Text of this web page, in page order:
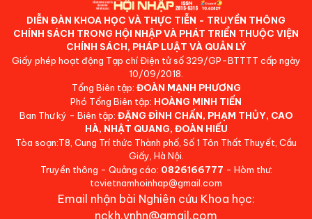
DIỄN ĐÀN KHOA HỌC VÀ THỰC TIỄN - TRUYỀN THÔNG
CHÍNH SÁCH TRONG HỘI NHẬP VÀ PHÁT TRIỂN THUỘC VIỆN
CHÍNH SÁCH, PHÁP LUẬT VÀ QUẢN LÝ
Giấy phép hoạt động Tạp chí Điện tử số 329/GP-BTTTT cấp ngày
10/09/2018.
Tổng Biên tập: ĐOÀN MẠNH PHƯƠNG
Phó Tổng Biên tập: HOÀNG MINH TIẾN
Ban Thư ký - Biên tập: ĐẶNG ĐÌNH CHẤN, PHẠM THỦY, CAO
HÀ, NHẬT QUANG, ĐOÀN HIẾU
Tòa soạn:T8, Cung Trí thức Thành phố, Số 1 Tôn Thất Thuyết, Cầu
Giấy, Hà Nội.
Truyền thông - Quảng cáo: 0826166777 - Hòm thư:
tcvietnamhoinhap@gmail.com
Email nhận bài Nghiên cứu Khoa học:
nckh.vnhn@gmail.com